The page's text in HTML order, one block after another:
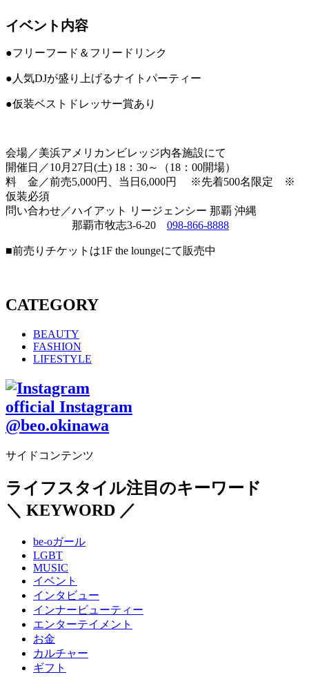
イベント内容
●フリーフード＆フリードリンク
● 人気DJが盛り上げるナイトパーティー
●仮装ベストドレッサー賞あり
会場／美浜アメリカンビレッジ内各施設にて
開催日／10月27日(土) 18：30～（18：00開場）
料 金／前売5,000円、当日6,000円 ※先着500名限定 ※
仮装必須
問い合わせ／ハイアット リージェンシー 那覇 沖縄
那覇市牧志3-6-20 098-866-8888
■前売りチケットは1F the loungeにて販売中
CATEGORY
BEAUTY
FASHION
LIFESTYLE
official Instagram
@beo.okinawa
サイドコンテンツ
ライフスタイル注目のキーワード
＼ KEYWORD ／
be-oガール
LGBT
MUSIC
イベント
インタビュー
インナービューティー
エンターテイメント
お金
カルチャー
ギフト